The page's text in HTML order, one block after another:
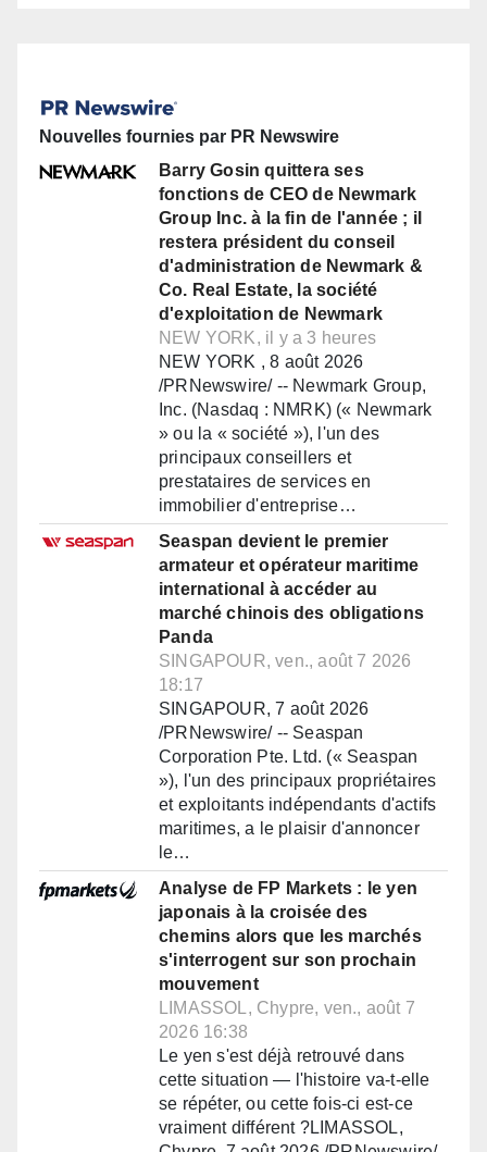
Nouvelles fournies par PR Newswire
Barry Gosin quittera ses
fonctions de CEO de Newmark
Group Inc. à la fin de l'année ; il
restera président du conseil
d'administration de Newmark &
Co. Real Estate, la société
d'exploitation de Newmark
NEW YORK, il y a 3 heures
NEW YORK , 8 août 2026
/PRNewswire/ -- Newmark Group,
Inc. (Nasdaq : NMRK) (« Newmark
» ou la « société »), l'un des
principaux conseillers et
prestataires de services en
immobilier d'entreprise…
Seaspan devient le premier
armateur et opérateur maritime
international à accéder au
marché chinois des obligations
Panda
SINGAPOUR, ven., août 7 2026
18:17
SINGAPOUR, 7 août 2026
/PRNewswire/ -- Seaspan
Corporation Pte. Ltd. (« Seaspan
»), l'un des principaux propriétaires
et exploitants indépendants d'actifs
maritimes, a le plaisir d'annoncer
le…
Analyse de FP Markets : le yen
japonais à la croisée des
chemins alors que les marchés
s'interrogent sur son prochain
mouvement
LIMASSOL, Chypre, ven., août 7
2026 16:38
Le yen s'est déjà retrouvé dans
cette situation — l'histoire va-t-elle
se répéter, ou cette fois-ci est-ce
vraiment différent ?LIMASSOL,